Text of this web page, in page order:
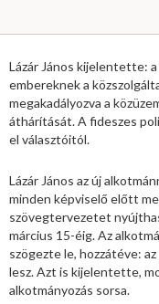
Lázár János kijelentette:
embereknek a
megakadályozva a
áthárítását. A fideszes
el választóitól.
Lázár János az új
minden képviselő előtt
szövegtervezetet
március 15-éig. Az
szögezte le, hozzátéve:
lesz. Azt is kijelentette,
alkotmányozás sorsa.